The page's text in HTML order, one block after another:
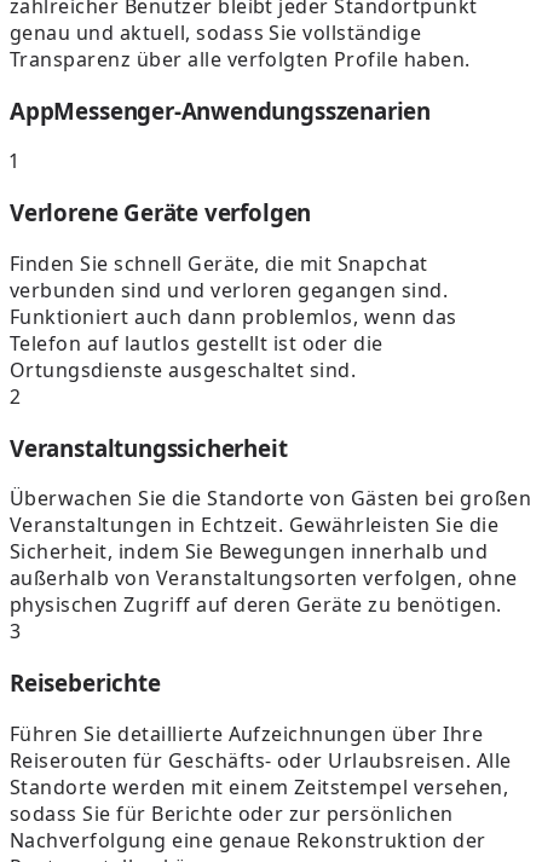
zahlreicher Benutzer bleibt jeder Standortpunkt
genau und aktuell, sodass Sie vollständige
Transparenz über alle verfolgten Profile haben.
AppMessenger-Anwendungsszenarien
1
Verlorene Geräte verfolgen
Finden Sie schnell Geräte, die mit Snapchat
verbunden sind und verloren gegangen sind.
Funktioniert auch dann problemlos, wenn das
Telefon auf lautlos gestellt ist oder die
Ortungsdienste ausgeschaltet sind.
2
Veranstaltungssicherheit
Überwachen Sie die Standorte von Gästen bei großen
Veranstaltungen in Echtzeit. Gewährleisten Sie die
Sicherheit, indem Sie Bewegungen innerhalb und
außerhalb von Veranstaltungsorten verfolgen, ohne
physischen Zugriff auf deren Geräte zu benötigen.
3
Reiseberichte
Führen Sie detaillierte Aufzeichnungen über Ihre
Reiserouten für Geschäfts- oder Urlaubsreisen. Alle
Standorte werden mit einem Zeitstempel versehen,
sodass Sie für Berichte oder zur persönlichen
Nachverfolgung eine genaue Rekonstruktion der